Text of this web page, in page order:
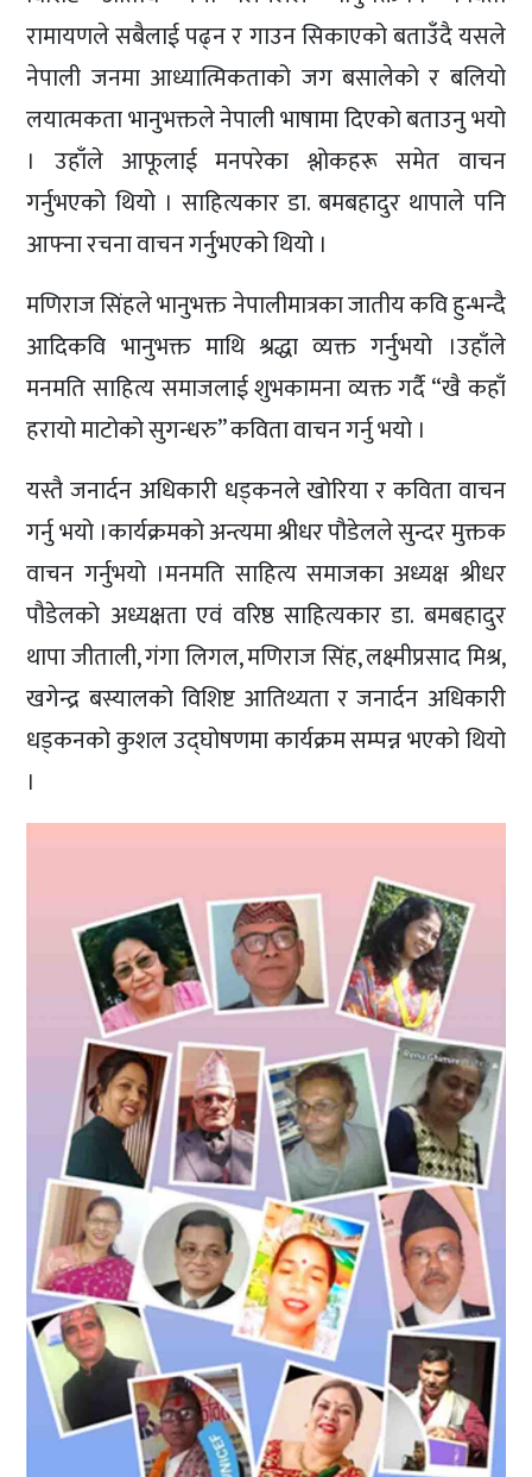
रामायणले सबैलाई पढ्न र गाउन सिकाएको बताउँदै यसले
नेपाली जनमा आध्यात्मिकताको जग बसालेको र बलियो
लयात्मकता भानुभक्तले नेपाली भाषामा दिएको बताउनु भयो
। उहाँले आफूलाई मनपरेका श्लोकहरू समेत वाचन
गर्नुभएको थियो । साहित्यकार डा. बमबहादुर थापाले पनि
आफ्ना रचना वाचन गर्नुभएको थियो ।
मणिराज सिंहले भानुभक्त नेपालीमात्रका जातीय कवि हुन्भन्दै
आदिकवि भानुभक्त माथि श्रद्धा व्यक्त गर्नुभयो ।उहाँले
मनमति साहित्य समाजलाई शुभकामना व्यक्त गर्दै “खै कहाँ
हरायो माटोको सुगन्धरु” कविता वाचन गर्नु भयो ।
यस्तै जनार्दन अधिकारी धड्कनले खोरिया र कविता वाचन
गर्नु भयो ।कार्यक्रमको अन्त्यमा श्रीधर पौडेलले सुन्दर मुक्तक
वाचन गर्नुभयो ।मनमति साहित्य समाजका अध्यक्ष श्रीधर
पौडेलको अध्यक्षता एवं वरिष्ठ साहित्यकार डा. बमबहादुर
थापा जीताली, गंगा लिगल, मणिराज सिंह, लक्ष्मीप्रसाद मिश्र,
खगेन्द्र बस्यालको विशिष्ट आतिथ्यता र जनार्दन अधिकारी
धड्कनको कुशल उद्घोषणमा कार्यक्रम सम्पन्न भएको थियो
।